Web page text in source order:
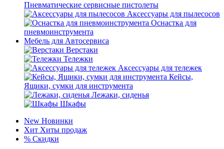
Пневматические сервисные пистолеты
Аксессуары для пылесосов
Оснастка для
пневмоинструмента
Мебель для Автосервиса
Верстаки
Тележки
Аксессуары для тележек
Кейсы,
Ящики, сумки для инструмента
Лежаки, сиденья
Шкафы
New Новинки
Хит Хиты продаж
% Скидки